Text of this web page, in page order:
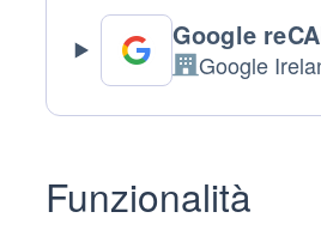
Google
Azienda:
Google
Funzionalità